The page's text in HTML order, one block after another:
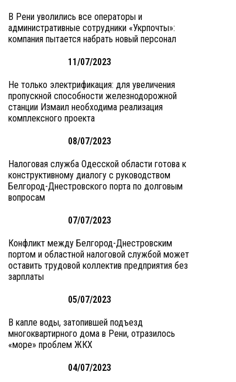
В Рени уволились все операторы и
административные сотрудники «Укрпочты»:
компания пытается набрать новый персонал
11/07/2023
Не только электрификация: для увеличения
пропускной способности железнодорожной
станции Измаил необходима реализация
комплексного проекта
08/07/2023
Налоговая служба Одесской области готова к
конструктивному диалогу с руководством
Белгород-Днестровского порта по долговым
вопросам
07/07/2023
Конфликт между Белгород-Днестровским
портом и областной налоговой службой может
оставить трудовой коллектив предприятия без
зарплаты
05/07/2023
В капле воды, затопившей подъезд
многоквартирного дома в Рени, отразилось
«море» проблем ЖКХ
04/07/2023